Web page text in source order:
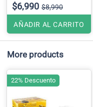
$6,990 $8,990
AÑADIR AL CARRITO
More products
22% Descuento